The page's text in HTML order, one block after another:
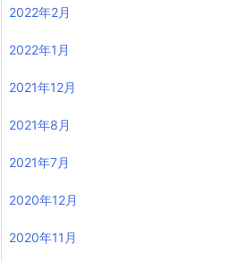
2022年2月
2022年1月
2021年12月
2021年8月
2021年7月
2020年12月
2020年11月